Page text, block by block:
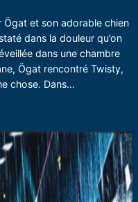
Ögat et son adorable chien
dans la douleur qu’on
dans une chambre
Ögat rencontré Twisty,
chose. Dans…